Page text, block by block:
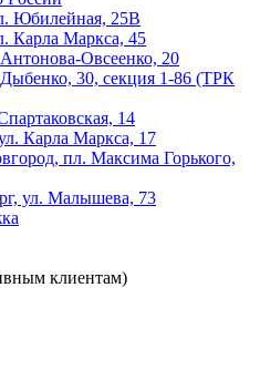
Юбилейная, 25В
Карла Маркса, 45
Овсеенко, 20
30, секция 1-86 (ТРК
14
Карла Маркса, 17
пл. Максима Горького,
ул. Малышева, 73
клиентам)